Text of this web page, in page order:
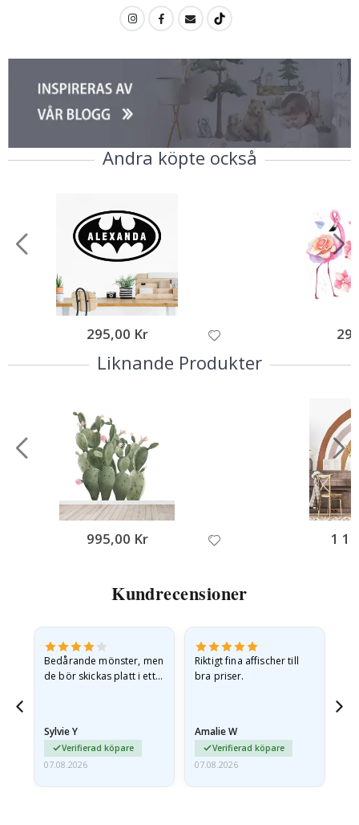
Andra köpte också
295,00 Kr
Liknande Produkter
995,00 Kr 1
Kundrecensioner
Bedårande mönster, men
de bör skickas platt i ett
Sylvie Y
Verifierad köpare
07.08.2026
Riktigt fina affischer till
bra priser.
Amalie W
Verifierad köpare
07.08.2026